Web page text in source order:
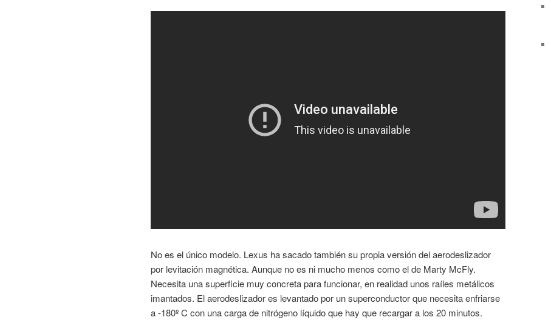
No es el único modelo. Lexus ha sacado también su propia versión del aerodeslizador
por levitación magnética. Aunque no es ni mucho menos como el de Marty McFly.
Necesita una superficie muy concreta para funcionar, en realidad unos raíles metálicos
imantados. El aerodeslizador es levantado por un superconductor que necesita enfriarse
a -180º C con una carga de nitrógeno líquido que hay que recargar a los 20 minutos.